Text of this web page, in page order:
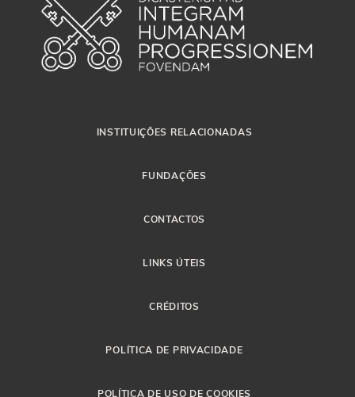
INSTITUIÇÕES RELACIONADAS
FUNDAÇÕES
CONTACTOS
LINKS ÚTEIS
CRÉDITOS
POLÍTICA DE PRIVACIDADE
POLÍTICA DE USO DE COOKIES